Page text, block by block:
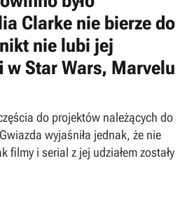
Clarke nie bierze do
nie lubi jej
Star Wars, Marvelu
do projektów należących do
wyjaśniła jednak, że nie
filmy i serial z jej udziałem zostały